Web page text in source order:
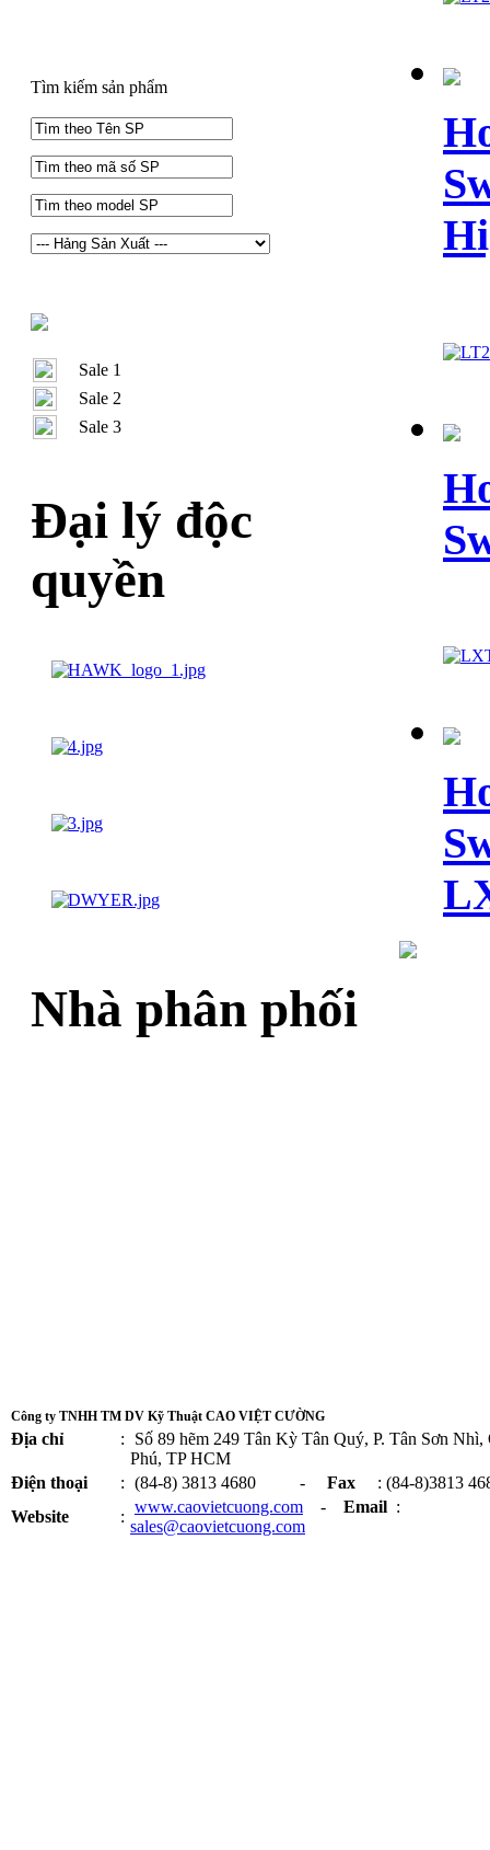
Tìm kiếm sản phẩm
Sale 1
Sale 2
Sale 3
Đại lý độc
quyền
Nhà phân phối
Công ty TNHH TM DV Kỹ Thuật CAO VIỆT CƯỜNG
Địa chỉ :
Số 89 hẽm 249 Tân Kỳ Tân Quý, P. Tân Sơn Nhì,
Phú, TP HCM
Điện thoại
: (84-8) 3813 4680 - Fax
: (84-8)3813
Website
:
www.caovietcuong.com - Email :
sales@caovietcuong.com